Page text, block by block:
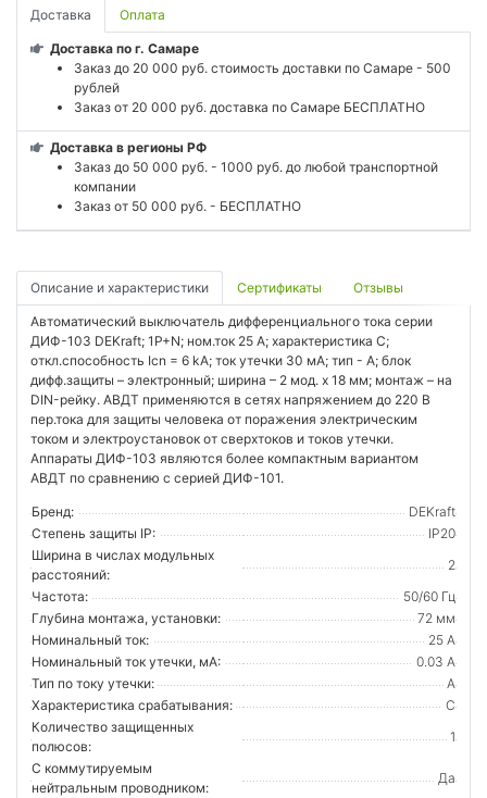
Доставка Оплата
Доставка по г. Самаре
Заказ до 20 000 руб. стоимость доставки по Самаре - 500
рублей
Заказ от 20 000 руб. доставка по Самаре БЕСПЛАТНО
Доставка в регионы РФ
Заказ до 50 000 руб. - 1000 руб. до любой транспортной
компании
Заказ от 50 000 руб. - БЕСПЛАТНО
Описание и характеристики Сертификаты Отзывы
Автоматический выключатель дифференциального тока серии
ДИФ-103 DEKraft; 1P+N; ном.ток 25 А; характеристика C;
откл.способность Icn = 6 kA; ток утечки 30 мА; тип - А; блок
дифф.защиты – электронный; ширина – 2 мод. х 18 мм; монтаж – на
DIN-рейку. АВДТ применяются в сетях напряжением до 220 В
пер.тока для защиты человека от поражения электрическим
током и электроустановок от сверхтоков и токов утечки.
Аппараты ДИФ-103 являются более компактным вариантом
АВДТ по сравнению с серией ДИФ-101.
Бренд:
DEKraft
Степень защиты IP:
IP20
Ширина в числах модульных
расстояний:
2
Частота:
50/60 Гц
Глубина монтажа, установки:
72 мм
Номинальный ток:
25 А
Номинальный ток утечки, мА:
0.03 А
Тип по току утечки:
A
Характеристика срабатывания:
C
Количество защищенных
полюсов:
1
С коммутируемым
нейтральным проводником:
Да